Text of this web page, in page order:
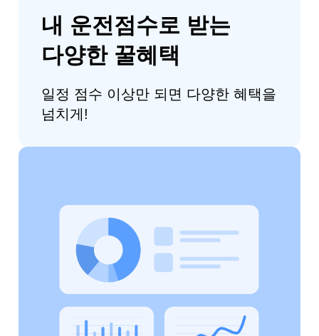
내 운전점수로 받는
다양한 꿀혜택
일정 점수 이상만 되면 다양한 혜택을
넘치게!